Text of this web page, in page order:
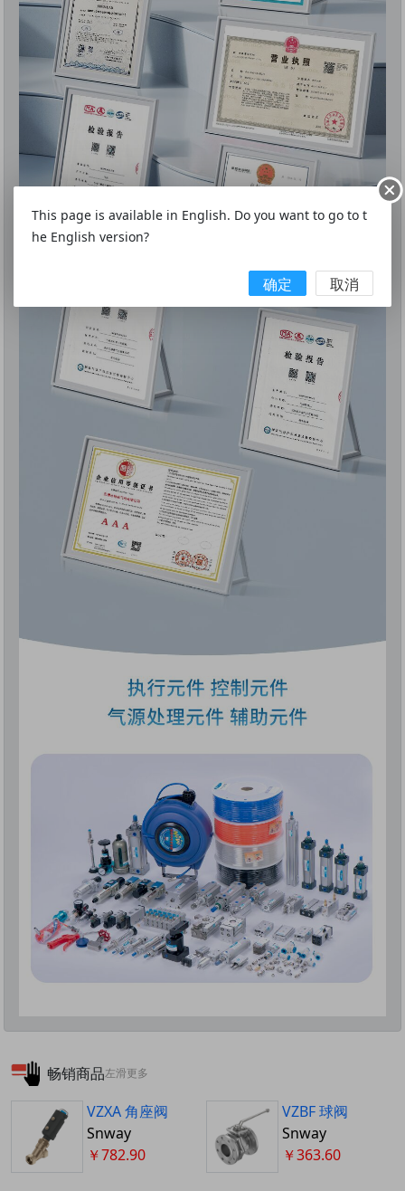
畅销商品左滑更多
VZXA 角座阀
Snway
￥782.90
VZBF 球阀
Snway
￥363.60
This page is available in English. Do you want to go to t
he English version?
确定 取消